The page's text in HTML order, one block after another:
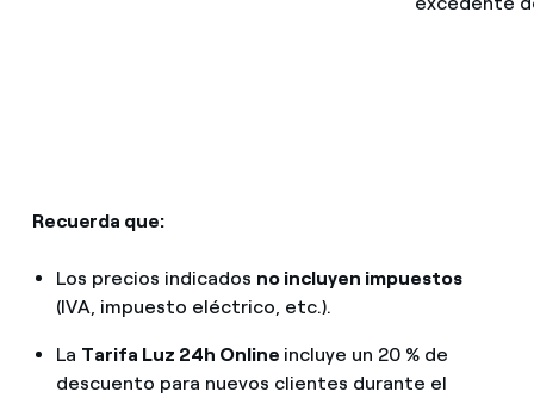
Recuerda que:
Los precios indicados no incluyen impuestos
(IVA, impuesto eléctrico, etc.).
La Tarifa Luz 24h Online incluye un 20 % de
descuento para nuevos clientes durante el